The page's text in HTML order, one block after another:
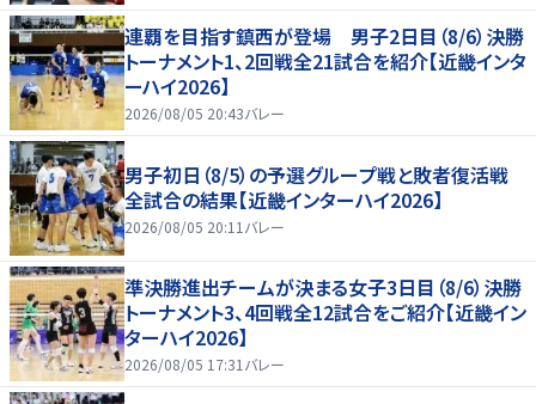
連覇を目指す鎮西が登場 男子2日目（8/6）決勝
トーナメント1、2回戦全21試合を紹介【近畿インタ
ーハイ2026】
2026/08/05 20:43バレー
男子初日（8/5）の予選グループ戦と敗者復活戦
全試合の結果【近畿インターハイ2026】
2026/08/05 20:11 バレー
準決勝進出チームが決まる女子3日目（8/6）決勝
トーナメント3、4回戦全12試合をご紹介【近畿イン
ターハイ2026】
2026/08/05 17:31 バレー